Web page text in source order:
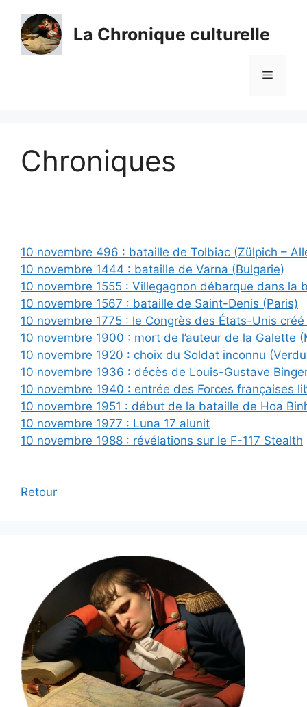
contenu
La Chronique culturelle
Menu
Chroniques
10 novembre 496 : bataille de Tolbiac (Zülpich –
10 novembre 1444 : bataille de Varna (Bulgarie)
10 novembre 1555 : Villegagnon débarque dans la
10 novembre 1567 : bataille de Saint-Denis (Paris)
10 novembre 1775 : le Congrès des États-Unis
10 novembre 1900 : mort de l’auteur de la Galette
10 novembre 1920 : choix du Soldat inconnu
10 novembre 1936 : décès de Louis-Gustave
10 novembre 1940 : entrée des Forces françaises
10 novembre 1951 : début de la bataille de Hoa
10 novembre 1977 : Luna 17 alunit
10 novembre 1988 : révélations sur le F-117 Stealth
Retour